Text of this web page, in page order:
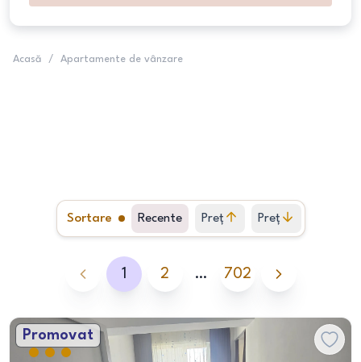
Acasă / Apartamente de vânzare
Sortare Recente Preț
crescător
Preț
descrescător
1 2 … 702
Promovat